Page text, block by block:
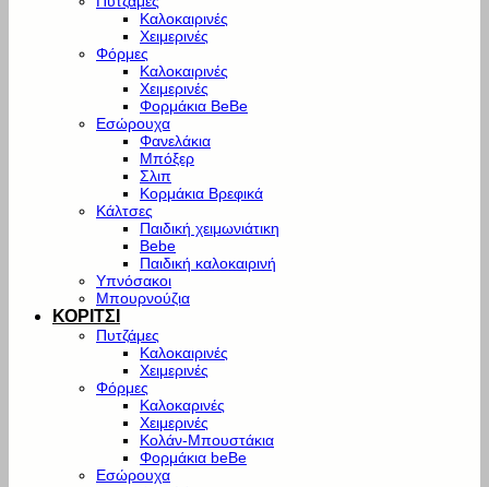
Καλοκαιρινές
Χειμερινές
Φόρμες
Καλοκαιρινές
Χειμερινές
Φορμάκια BeBe
Εσώρουχα
Φανελάκια
Μπόξερ
Σλιπ
Κορμάκια Βρεφικά
Κάλτσες
Παιδική χειμωνιάτικη
Bebe
Παιδική καλοκαιρινή
Υπνόσακοι
Μπουρνούζια
ΚΟΡΙΤΣΙ
Πυτζάμες
Καλοκαιρινές
Χειμερινές
Φόρμες
Καλοκαρινές
Χειμερινές
Κολάν-Μπουστάκια
Φορμάκια beBe
Εσώρουχα